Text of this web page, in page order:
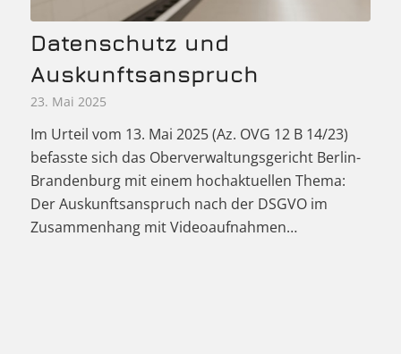
Datenschutz und
Auskunftsanspruch
23. Mai 2025
Im Urteil vom 13. Mai 2025 (Az. OVG 12 B 14/23)
befasste sich das Oberverwaltungsgericht Berlin-
Brandenburg mit einem hochaktuellen Thema:
Der Auskunftsanspruch nach der DSGVO im
Zusammenhang mit Videoaufnahmen…